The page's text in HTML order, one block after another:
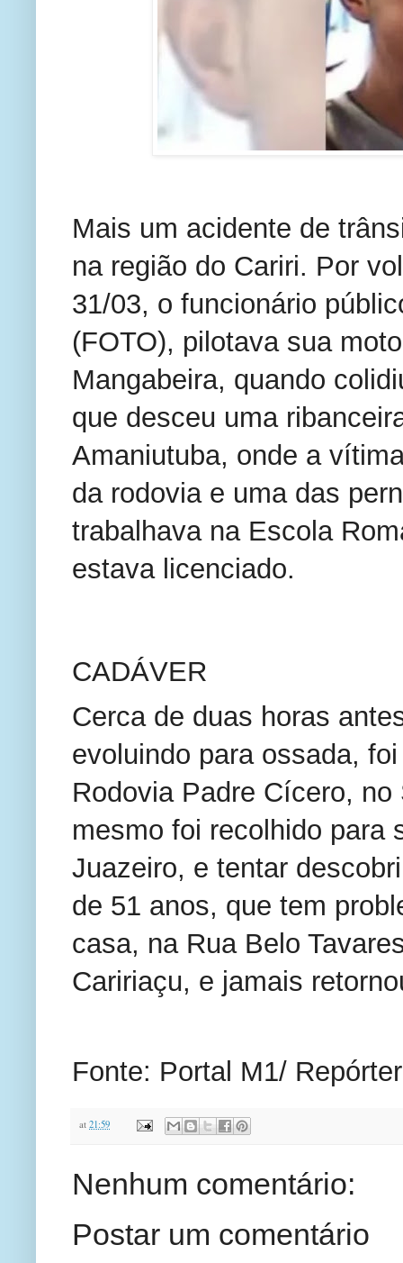
Mais um acidente de
na região do Cariri. Por
31/03, o funcionário
(FOTO), pilotava sua
Mangabeira, quando
que desceu uma
Amaniutuba, onde a
da rodovia e uma das
trabalhava na Escola
estava licenciado.
CADÁVER
Cerca de duas horas
evoluindo para ossada,
Rodovia Padre Cícero,
mesmo foi recolhido para
Juazeiro, e tentar
de 51 anos, que tem
casa, na Rua Belo
Caririaçu, e jamais
Fonte: Portal M1/
at 21:59
Nenhum comentário:
Postar um comentário